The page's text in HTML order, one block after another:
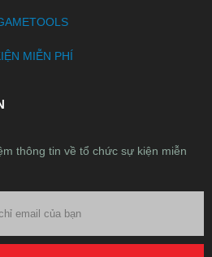
MIỄN PHÍ
thông tin về tổ chức sự kiện miễn